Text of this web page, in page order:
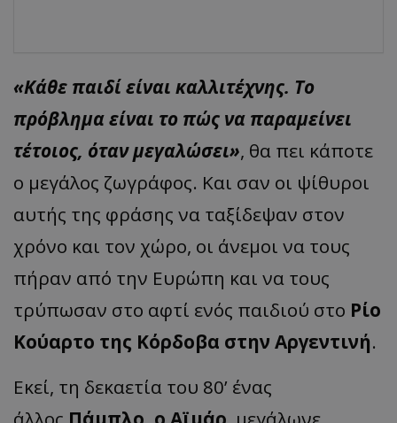
«Κάθε παιδί είναι καλλιτέχνης. Το
πρόβλημα είναι το πώς να παραμείνει
τέτοιος, όταν μεγαλώσει», θα πει κάποτε
ο μεγάλος ζωγράφος. Και σαν οι ψίθυροι
αυτής της φράσης να ταξίδεψαν στον
χρόνο και τον χώρο, οι άνεμοι να τους
πήραν από την Ευρώπη και να τους
τρύπωσαν στο αφτί ενός παιδιού στο Ρίο
Κούαρτο της Κόρδοβα στην Αργεντινή.
Εκεί, τη δεκαετία του 80’ ένας